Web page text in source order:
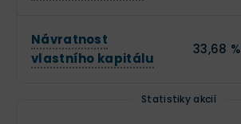
Návratnost
vlastního kapitálu
33,68 %
Statistiky akcií